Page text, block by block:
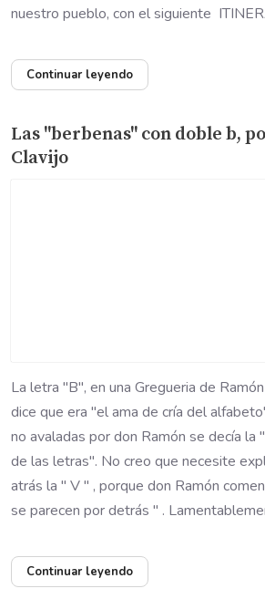
nuestro pueblo, con el siguiente
Continuar leyendo
Las "berbenas" con doble b,
Clavijo
La letra "B", en una Gregueria de
dice que era "el ama de cría del
no avaladas por don Ramón se decía la
de las letras". No creo que necesite
atrás la " V " , porque don Ramón
se parecen por detrás " .
Continuar leyendo